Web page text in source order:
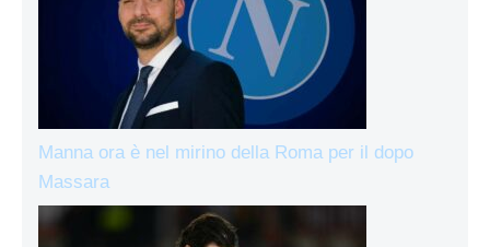
Manna ora è nel mirino della Roma per il dopo
Massara